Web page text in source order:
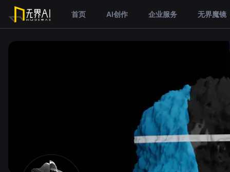
首页 AI创作 企业服务 无界魔镜